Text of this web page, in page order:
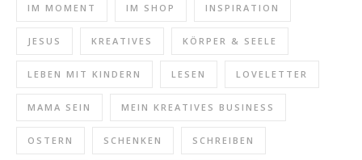
IM MOMENT IM SHOP INSPIRATION
JESUS KREATIVES KÖRPER & SEELE
LEBEN MIT KINDERN LESEN LOVELETTER
MAMA SEIN MEIN KREATIVES BUSINESS
OSTERN SCHENKEN SCHREIBEN